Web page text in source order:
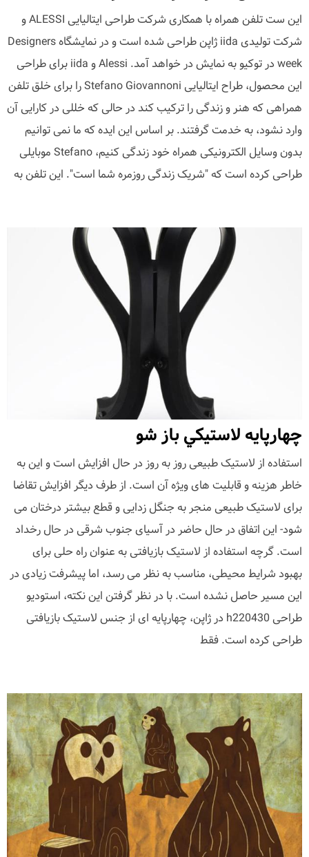
این ست تلفن همراه با همکاری شرکت طراحی ایتالیایی ALESSI و
شرکت تولیدی iida ژاپن طراحی شده است و در نمایشگاه Designers
week در توکیو به نمایش در خواهد آمد. Alessi و iida برای طراحی
این محصول، طراح ایتالیایی Stefano Giovannoni را برای خلق تلفن
همراهی که هنر و زندگی را ترکیب کند در حالی که خللی در کارایی آن
وارد نشود، به خدمت گرفتند. بر اساس این ایده که ما نمی توانیم
بدون وسایل الکترونیکی همراه خود زندگی کنیم، Stefano موبایلی
طراحی کرده است که "شریک زندگی روزمره شما است". این تلفن به
چهارپايه لاستيكي باز شو
استفاده از لاستیک طبیعی روز به روز در حال افزایش است و این به
خاطر هزینه و قابلیت های ویژه آن است. از طرف دیگر افزایش تقاضا
برای لاستیک طبیعی منجر به جنگل زدایی و قطع بیشتر درختان می
شود- این اتفاق در حال حاضر در آسیای جنوب شرقی در حال رخداد
است. گرچه استفاده از لاستیک بازیافتی به عنوان راه حلی برای
بهبود شرایط محیطی، مناسب به نظر می رسد، اما پیشرفت زیادی در
این مسیر حاصل نشده است. با در نظر گرفتن این نکته، استودیو
طراحی h220430 در ژاپن، چهارپایه ای از جنس لاستیک بازیافتی
طراحی کرده است. فقط